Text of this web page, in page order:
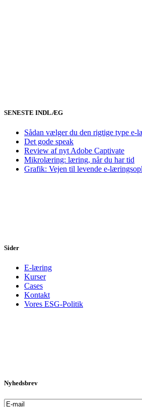
SENESTE INDLÆG
Sådan vælger du den rigtige type e-
Det gode speak
Review af nyt Adobe Captivate
Mikrolæring: læring, når du har tid
Grafik: Vejen til levende e-
Sider
E-læring
Kurser
Cases
Kontakt
Vores ESG-Politik
Nyhedsbrev